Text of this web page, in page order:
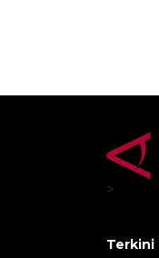
>
Terkini